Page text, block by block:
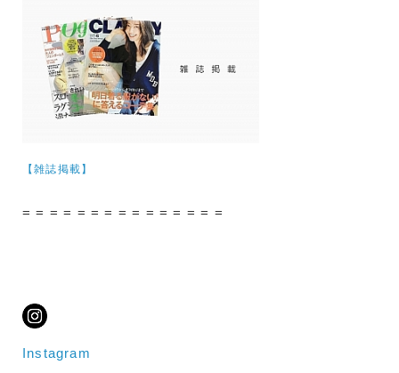
【雑誌掲載】
= = = = = = = = = = = = = = =
Instagram